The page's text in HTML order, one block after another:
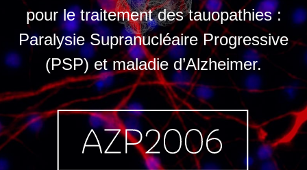
pour le traitement des tauopathies :
Paralysie Supranucléaire Progressive
(PSP) et maladie d’Alzheimer.